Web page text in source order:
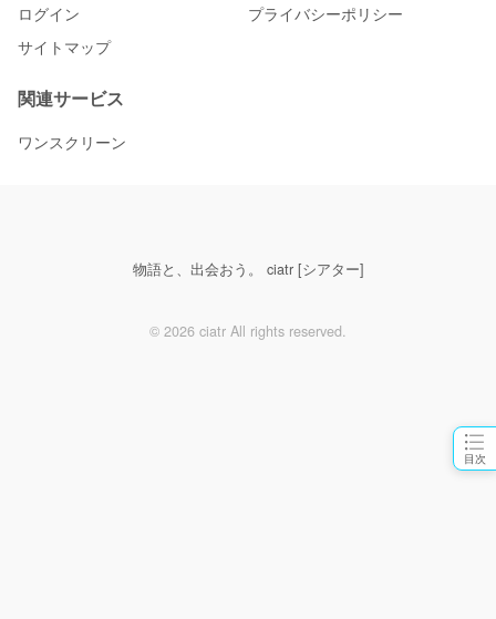
目次
ログイン
プライバシーポリシー
サイトマップ
関連サービス
ワンスクリーン
物語と、出会おう。 ciatr [シアター]
© 2026 ciatr All rights reserved.